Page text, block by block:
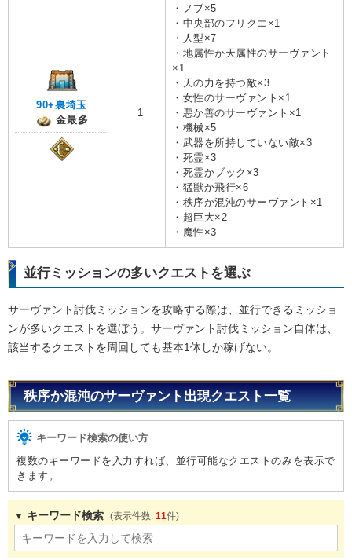
90+裏埼玉
金最多
1
・ノブ×5
・中央部のフリクエ×1
・人型×7
・地属性か天属性のサーヴァント
×1
・天の力を持つ敵×3
・女性のサーヴァント×1
・悪か善のサーヴァント×1
・機械×5
・武器を所持していない敵×3
・死霊×3
・死霊かブック×3
・猛獣か飛行×6
・秩序か混沌のサーヴァント×1
・超巨大×2
・魔性×3
並行ミッションの多いクエストを選ぶ
サーヴァント討伐ミッションを攻略する際は、並行できるミッショ
ンが多いクエストを選ぼう。サーヴァント討伐ミッション自体は、
該当するクエストを周回しても基本1体しか稼げない。
秩序か混沌のサーヴァント出現クエスト一覧
キーワード検索の使い方
複数のキーワードを入力すれば、並行可能なクエストのみを表示で
きます。
キーワード検索 11